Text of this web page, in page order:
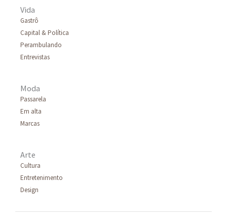
Vida
Gastrô
Capital & Política
Perambulando
Entrevistas
Moda
Passarela
Em alta
Marcas
Arte
Cultura
Entretenimento
Design